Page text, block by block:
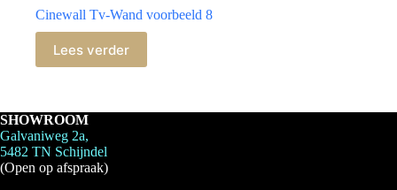
Cinewall Tv-Wand voorbeeld 8
Lees verder
SHOWROOM
Galvaniweg 2a,
5482 TN Schijndel
(Open op afspraak)